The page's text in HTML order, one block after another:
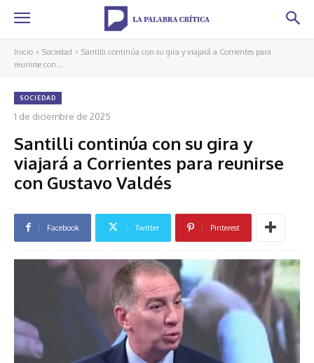
Inicio Sociedad
Santilli continúa con su gira y viajará a Corrientes para
reunirse con...
SOCIEDAD
1 de diciembre de 2025
Santilli continúa con su gira y
viajará a Corrientes para reunirse
con Gustavo Valdés
Facebook Twitter Pinterest